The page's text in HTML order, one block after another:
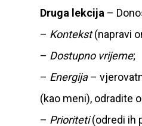
Druga lekcija –
– Kontekst(napravi
– Dostupno vrijeme;
– Energija–
(kao meni), odradite
– Prioriteti(odredi ih